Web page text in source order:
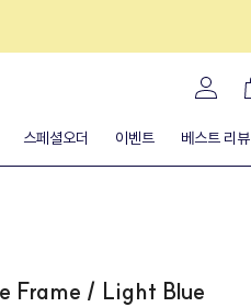
스페셜오더 이벤트 베스트 리뷰
Frame / Light Blue